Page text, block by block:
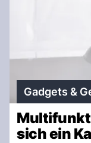
Gadgets &
sich ein